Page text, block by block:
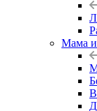
Мама